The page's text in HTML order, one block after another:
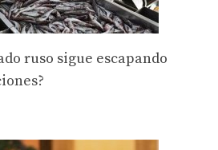
ruso sigue escapando